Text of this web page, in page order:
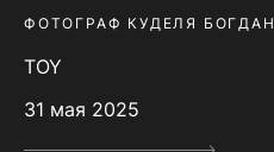
ФОТОГРАФ КУДЕЛЯ БОГДАН
TOY
31 мая 2025